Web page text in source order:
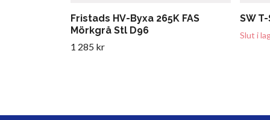
Fristads HV-Byxa 265K FAS
Mörkgrå Stl D96
1 285 kr
SW
Slut i